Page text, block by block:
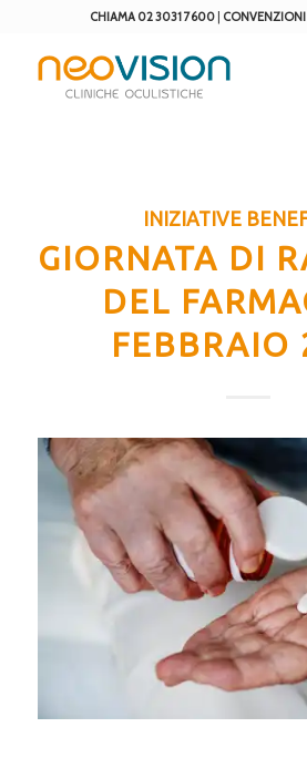
CHIAMA 02 3031 7600 CONVENZIONI
INIZIATIVE
GIORNATA DI
DEL
FEBBRAIO